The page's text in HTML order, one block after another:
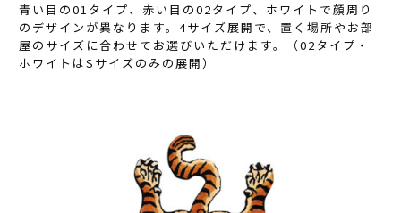
青い目の01タイプ、赤い目の02タイプ、ホワイトで顔周り
のデザインが異なります。4サイズ展開で、置く場所やお部
屋のサイズに合わせてお選びいただけます。（02タイプ・
ホワイトはSサイズのみの展開）